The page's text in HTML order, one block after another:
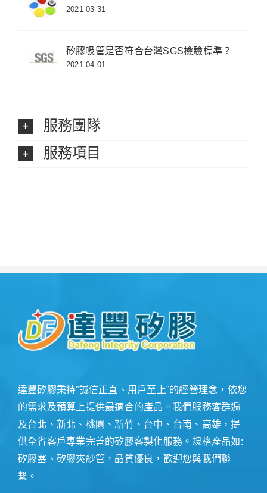
2021-03-31
矽膠吸管是否符合台灣SGS檢驗標準？
2021-04-01
服務團隊
服務項目
達豐矽膠秉持”誠信正直、用戶至上”的經營理念，依您
的需求及預算上提供最適合的產品。我們服務客群遍
及台北、新北、桃園、新竹、台中、台南、高雄，提
供全省客戶專業完善的矽膠客製化服務。規格產品如:
矽膠塞、矽膠夾紗管，品質優良，歡迎您與我們聯
繫。